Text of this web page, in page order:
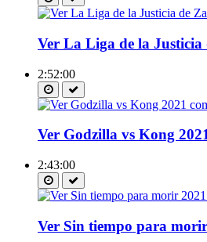
Ver La Liga de la Justicia
2:52:00
Ver Godzilla vs Kong
2:43:00
Ver Sin tiempo para